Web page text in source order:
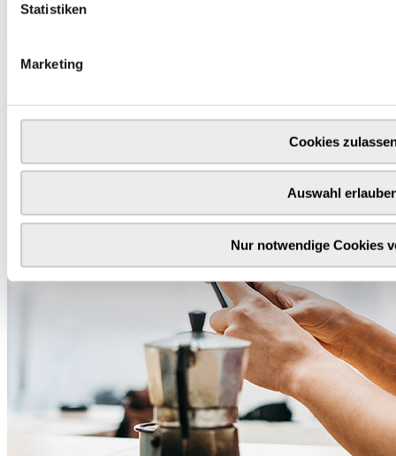
Statistiken
Marketing
Cookies
Auswahl
Nur notwendige Cookies